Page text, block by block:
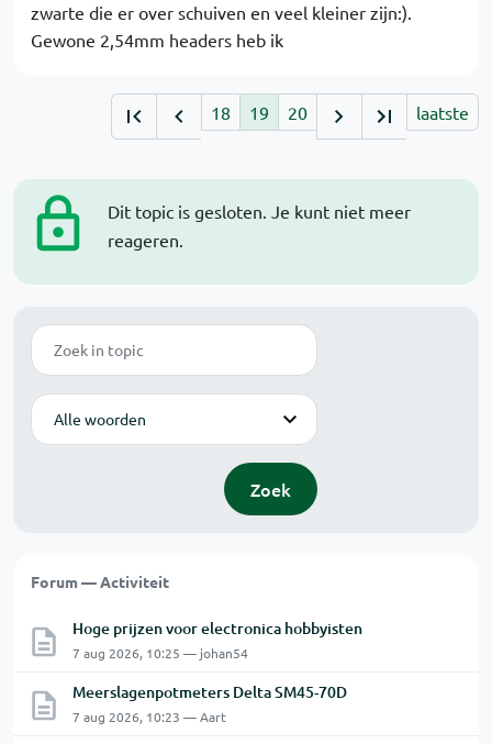
Dit topic is gesloten. Je kunt niet meer
reageren.
Zoek
Modus
Zoek
Forum — Activiteit
Hoge prijzen voor electronica hobbyisten
7 aug 2026, 10:25 — johan54
Meerslagenpotmeters Delta SM45-70D
7 aug 2026, 10:23 — Aart
zwarte die er over schuiven en veel kleiner zijn:).
Gewone 2,54mm headers heb ik
18 19 20 laatste